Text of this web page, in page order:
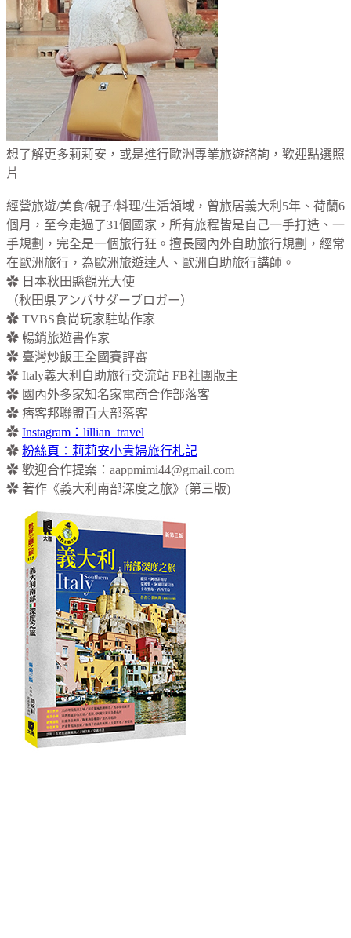
想了解更多莉莉安，或是進行歐洲專業旅遊諮詢，歡迎點選照
片
經營旅遊/美食/親子/料理/生活領域，曾旅居義大利5年、荷蘭6
個月，至今走過了31個國家，所有旅程皆是自己一手打造、一
手規劃，完全是一個旅行狂。擅長國內外自助旅行規劃，經常
在歐洲旅行，為歐洲旅遊達人、歐洲自助旅行講師。
✿ 日本秋田縣觀光大使
（秋田県アンバサダーブロガー）
✿ TVBS食尚玩家駐站作家
✿ 暢銷旅遊書作家
✿ 臺灣炒飯王全國賽評審
✿ Italy義大利自助旅行交流站 FB社團版主
✿ 國內外多家知名家電商合作部落客
✿ 痞客邦聯盟百大部落客
✿ Instagram：lillian_travel
✿ 粉絲頁：莉莉安小貴婦旅行札記
✿ 歡迎合作提案： aappmimi44@gmail.com
✿ 著作《義大利南部深度之旅》(第三版)